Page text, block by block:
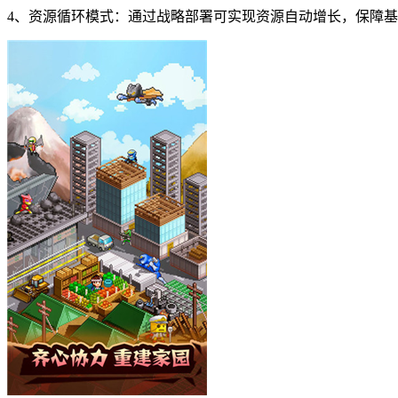
4、资源循环模式：通过战略部署可实现资源自动增长，保障